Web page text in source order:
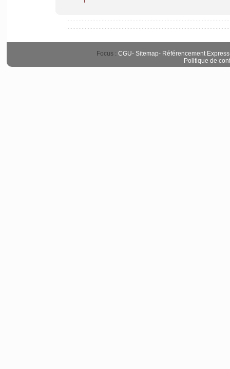
Focus : CGU- Sitemap- Référencement Express
Politique de